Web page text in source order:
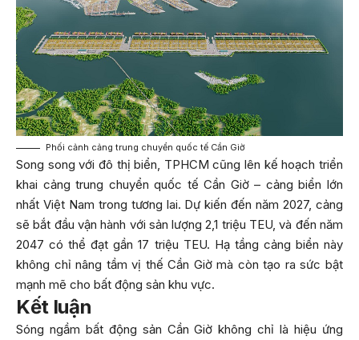
Phối cảnh cảng trung chuyển quốc tế Cần Giờ
Song song với đô thị biển, TPHCM cũng lên kế hoạch triển
khai cảng trung chuyển quốc tế Cần Giờ – cảng biển lớn
nhất Việt Nam trong tương lai. Dự kiến đến năm 2027, cảng
sẽ bắt đầu vận hành với sản lượng 2,1 triệu TEU, và đến năm
2047 có thể đạt gần 17 triệu TEU. Hạ tầng cảng biển này
không chỉ nâng tầm vị thế Cần Giờ mà còn tạo ra sức bật
mạnh mẽ cho bất động sản khu vực.
Kết luận
Sóng ngầm bất động sản Cần Giờ không chỉ là hiệu ứng